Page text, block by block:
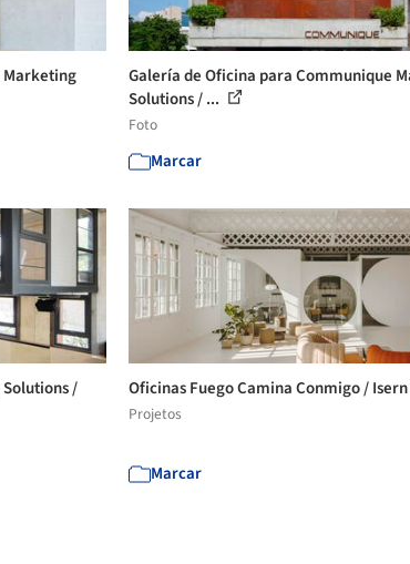
Marketing
Galería de Oficina para Communique
Solutions / ...
Foto
Marcar
/
Oficinas Fuego Camina Conmigo /
Projetos
Marcar